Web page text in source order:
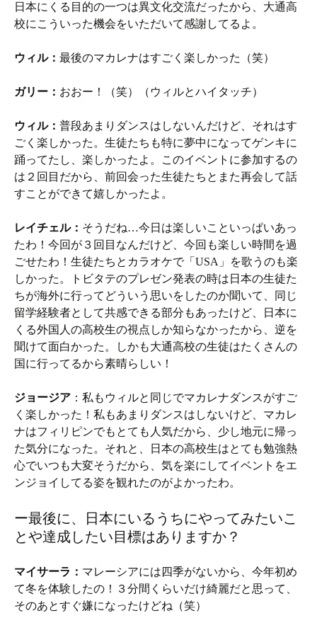
日本にくる目的の一つは異文化交流だったから、大通高
校にこういった機会をいただいて感謝してるよ。
ウィル： 最後のマカレナはすごく楽しかった（笑）
ガリー： おおー！（笑）（ウィルとハイタッチ）
ウィル： 普段あまりダンスはしないんだけど、それはす
ごく楽しかった。生徒たちも特に夢中になってゲンキに
踊ってたし、楽しかったよ。このイベントに参加するの
は２回目だから、前回会った生徒たちとまた再会して話
すことができて嬉しかったよ。
レイチェル： そうだね…今日は楽しいこといっぱいあっ
たわ！今回が３回目なんだけど、今回も楽しい時間を過
ごせたわ！生徒たちとカラオケで「USA」を歌うのも楽
しかった。トビタテのプレゼン発表の時は日本の生徒た
ちが海外に行ってどういう思いをしたのか聞いて、同じ
留学経験者として共感できる部分もあったけど、日本に
くる外国人の高校生の視点しか知らなかったから、逆を
聞けて面白かった。しかも大通高校の生徒はたくさんの
国に行ってるから素晴らしい！
ジョージア ：私もウィルと同じでマカレナダンスがすご
く楽しかった！私もあまりダンスはしないけど、マカレ
ナはフィリピンでもとても人気だから、少し地元に帰っ
た気分になった。それと、日本の高校生はとても勉強熱
心でいつも大変そうだから、気を楽にしてイベントをエ
ンジョイしてる姿を観れたのがよかったわ。
ー最後に、日本にいるうちにやってみたいこ
とや達成したい目標はありますか？
マイサーラ： マレーシアには四季がないから、今年初め
て冬を体験したの！３分間くらいだけ綺麗だと思って、
そのあとすぐ嫌になったけどね（笑）